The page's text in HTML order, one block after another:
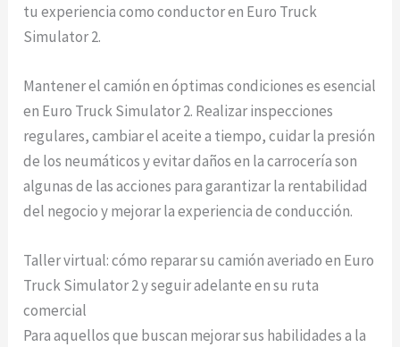
tu experiencia como conductor en Euro Truck
Simulator 2.
Mantener el camión en óptimas condiciones es esencial
en Euro Truck Simulator 2. Realizar inspecciones
regulares, cambiar el aceite a tiempo, cuidar la presión
de los neumáticos y evitar daños en la carrocería son
algunas de las acciones para garantizar la rentabilidad
del negocio y mejorar la experiencia de conducción.
Taller virtual: cómo reparar su camión averiado en Euro
Truck Simulator 2 y seguir adelante en su ruta
comercial
Para aquellos que buscan mejorar sus habilidades a la